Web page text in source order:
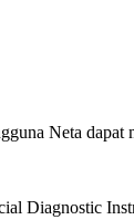
Neta dapat
Diagnostic